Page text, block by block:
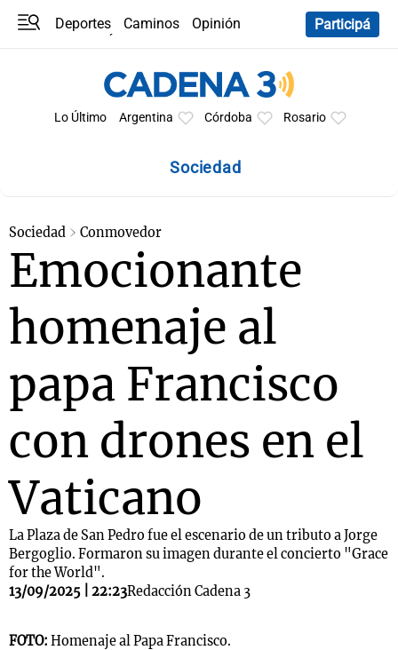
Deportes Caminos
Opinión
Participá
Lo Último Argentina Córdoba Rosario
Sociedad
Sociedad Conmovedor
Emocionante
homenaje al
papa Francisco
con drones en el
Vaticano
La Plaza de San Pedro fue el escenario de un tributo a Jorge
Bergoglio. Formaron su imagen durante el concierto "Grace
for the World".
13/09/2025 | 22:23Redacción Cadena 3
FOTO: Homenaje al Papa Francisco.